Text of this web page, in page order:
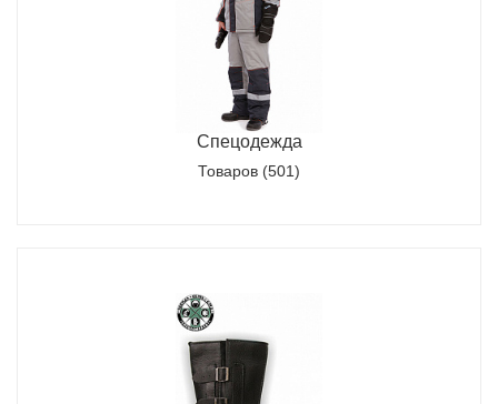
Спецодежда
Товаров (501)